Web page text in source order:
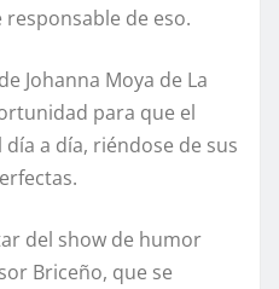
responsable de eso.
Johanna Moya de La
para que el
a día, riéndose de sus
del show de humor
Briceño, que se